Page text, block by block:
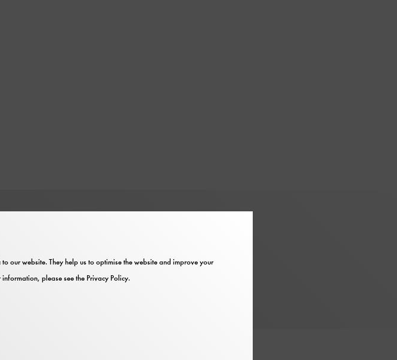
im Museumseintritt
Barrier-free
our website. They help us to optimise the website and improve your
information, please see the Privacy Policy.